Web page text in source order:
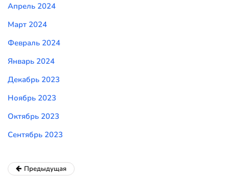
Апрель 2024
Март 2024
Февраль 2024
Январь 2024
Декабрь 2023
Ноябрь 2023
Октябрь 2023
Сентябрь 2023
Предыдущая